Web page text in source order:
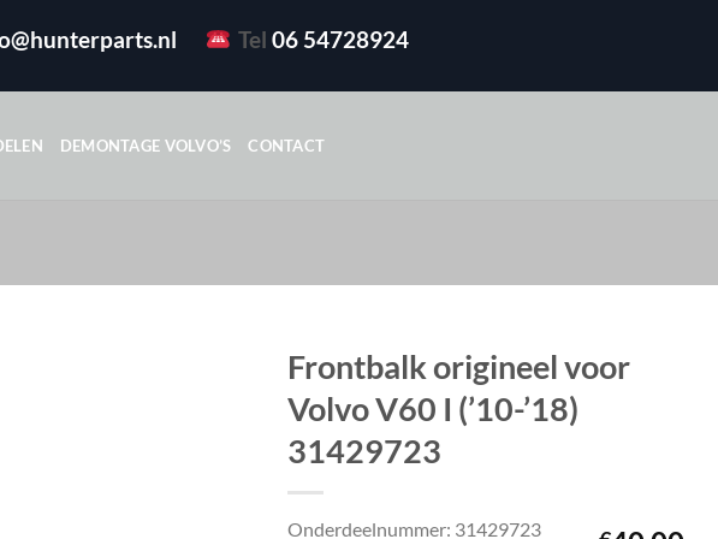
Tel 06 54728924
DEMONTAGE VOLVO’S CONTACT
Frontbalk origineel voor
Volvo V60 I (’10-’18)
31429723
Onderdeelnummer: 31429723